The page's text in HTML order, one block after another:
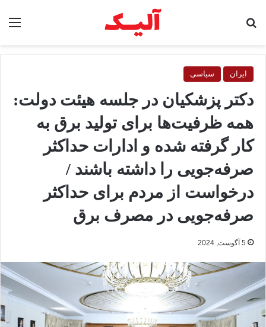
ایران سیاسی
دکتر پزشکیان در جلسه هیئت دولت:
همه ظرفیت‌ها برای تولید برق به
کار گرفته شده و ادارات حداکثر
صرفه‌جویی را داشته باشند /
درخواست از مردم برای حداکثر
صرفه‌جویی در مصرف برق
5 آگوست, 2024